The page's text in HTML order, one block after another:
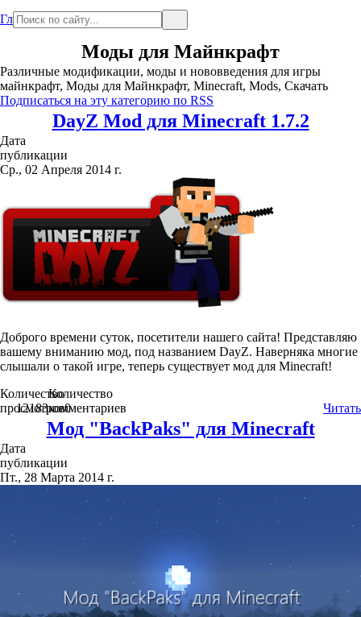
Главная
Моды для Майнкрафт
Различные модификации, моды и нововведения для игры
майнкрафт, Моды для Майнкрафт, Minecraft, Mods, Скачать
Подписаться на эту категорию по RSS
DayZ Mod для Minecraft 1.7.2
Дата
публикации
Ср., 02 Апреля 2014 г.
Доброго времени суток, посетители нашего сайта! Представляю
вашему вниманию мод, под названием DayZ. Наверняка многие
слышали о такой игре, теперь существует мод для Minecraft!
Количество
просмотров
12183
Количество
комментариев
0 Читать
Мод "BackPaks" для Minecraft
Дата
публикации
Пт., 28 Марта 2014 г.